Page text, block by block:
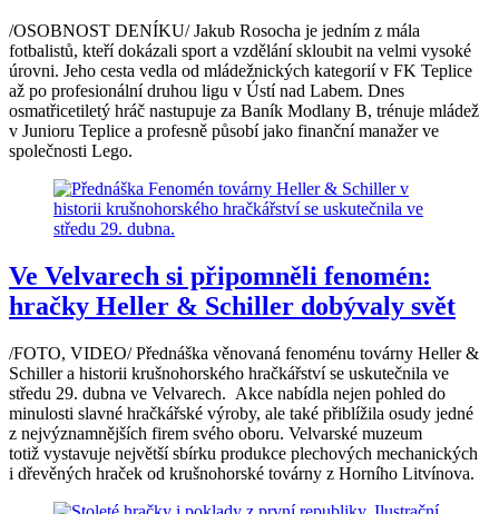
/OSOBNOST DENÍKU/ Jakub Rosocha je jedním z mála
fotbalistů, kteří dokázali sport a vzdělání skloubit na velmi vysoké
úrovni. Jeho cesta vedla od mládežnických kategorií v FK Teplice
až po profesionální druhou ligu v Ústí nad Labem. Dnes
osmatřicetiletý hráč nastupuje za Baník Modlany B, trénuje mládež
v Junioru Teplice a profesně působí jako finanční manažer ve
společnosti Lego.
Ve Velvarech si připomněli fenomén:
hračky Heller & Schiller dobývaly svět
/FOTO, VIDEO/ Přednáška věnovaná fenoménu továrny Heller &
Schiller a historii krušnohorského hračkářství se uskutečnila ve
středu 29. dubna ve Velvarech. Akce nabídla nejen pohled do
minulosti slavné hračkářské výroby, ale také přiblížila osudy jedné
z nejvýznamnějších firem svého oboru. Velvarské muzeum
totiž vystavuje největší sbírku produkce plechových mechanických
i dřevěných hraček od krušnohorské továrny z Horního Litvínova.